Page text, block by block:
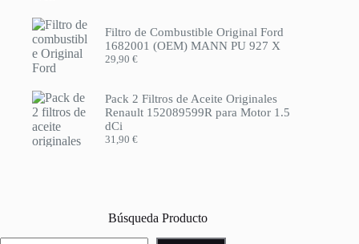
Filtro de Combustible Original Ford
1682001 (OEM) MANN PU 927 X
29,90 €
Pack 2 Filtros de Aceite Originales
Renault 152089599R para Motor 1.5
dCi
31,90 €
Búsqueda Producto